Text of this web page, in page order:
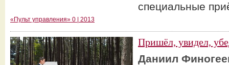
специальные
«Пульт управления» 0 | 2013
Пришёл, увидел,
Даниил